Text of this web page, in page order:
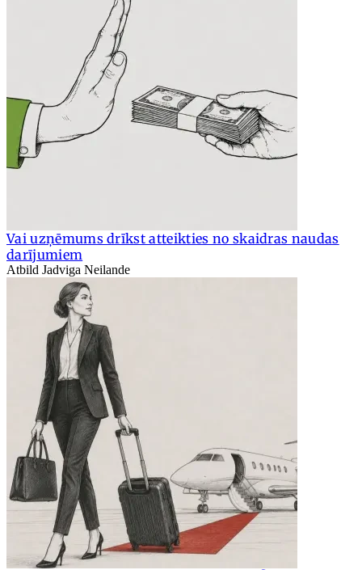
Vai uzņēmums drīkst atteikties no skaidras naudas
darījumiem
Atbild Jadviga Neilande